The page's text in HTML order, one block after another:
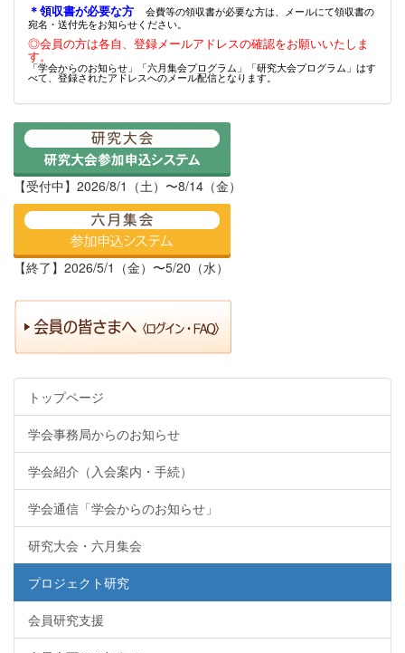
＊領収書が必要な方
会費等の領収書が必要な方は、メールにて領収書の
宛名・送付先をお知らせください。
◎会員の方は各自、登録メールアドレスの確認をお願いいたしま
す。
「学会からのお知らせ」「六月集会プログラム」「研究大会プログラム」はす
べて、登録されたアドレスへのメール配信となります。
【受付中】2026/8/1（土）〜8/14（金）
【終了】2026/5/1（金）〜5/20（水）
トップページ
学会事務局からのお知らせ
学会紹介（入会案内・手続）
学会通信「学会からのお知らせ」
研究大会・六月集会
プロジェクト研究
会員研究支援